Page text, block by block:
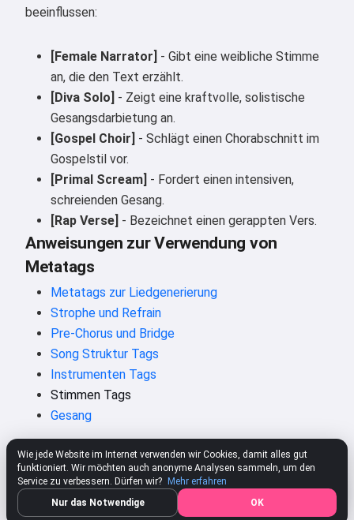
beeinflussen:
[Female Narrator] - Gibt eine weibliche Stimme
an, die den Text erzählt.
[Diva Solo] - Zeigt eine kraftvolle, solistische
Gesangsdarbietung an.
[Gospel Choir] - Schlägt einen Chorabschnitt im
Gospelstil vor.
[Primal Scream] - Fordert einen intensiven,
schreienden Gesang.
[Rap Verse] - Bezeichnet einen gerappten Vers.
Anweisungen zur Verwendung von
Metatags
Metatags zur Liedgenerierung
Strophe und Refrain
Pre-Chorus und Bridge
Song Struktur Tags
Instrumenten Tags
Stimmen Tags
Gesang
Erstellen Sie Ihr eigenes Lied kostenlos
Wie jede Website im Internet verwenden wir Cookies, damit alles gut
funktioniert. Wir möchten auch anonyme Analysen sammeln, um den
Service zu verbessern. Dürfen wir?
Mehr erfahren
Nur das Notwendige
OK